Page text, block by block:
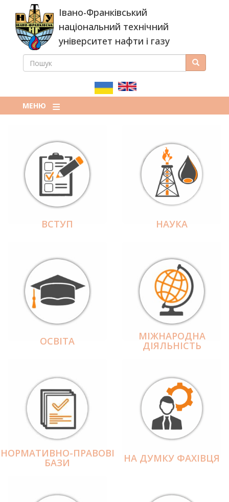
основного
вмісту
Івано-Франківський
національний технічний
університет нафти і газу
ПОШУКОВА
ПОШУК Пошук
МЕНЮ
ВСТУП НАУКА
ОСВІТА МІЖНАРОДНА
ДІЯЛЬНІCТЬ
НОРМАТИВНО-ПРАВОВІ
БАЗИ НА ДУМКУ ФАХІВЦЯ